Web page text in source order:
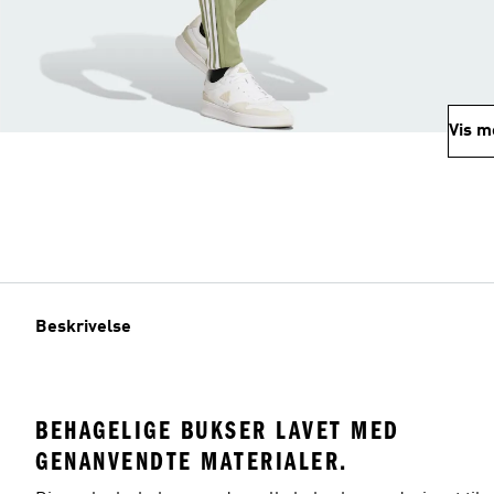
Vis
Beskrivelse
BEHAGELIGE BUKSER LAVET MED
GENANVENDTE MATERIALER.